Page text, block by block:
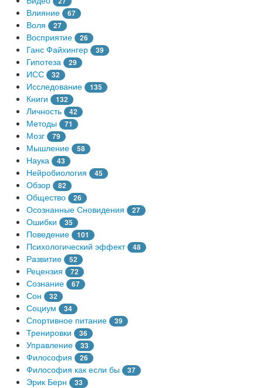
Влияние 67
Воля 27
Восприятие 26
Ганс Файхингер 39
Гипотеза 29
ИСС 32
Исследование 135
Книги 132
Личность 42
Методы 71
Мозг 79
Мышление 58
Наука 43
Нейробиология 45
Обзор 82
Общество 26
Осознанные Сновидения 27
Ошибки 35
Поведение 101
Психологический эффект 48
Развитие 52
Рецензия 72
Сознание 67
Сон 32
Социум 34
Спортивное питание 39
Тренировки 36
Управление 33
Философия 26
Философия как если бы 37
Эрик Берн
33